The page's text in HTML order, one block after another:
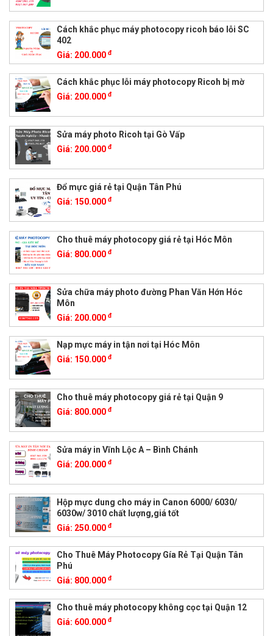
Cách khắc phục máy photocopy ricoh báo lỗi SC
402
Giá: 200.000 đ
Cách khắc phục lỗi máy photocopy Ricoh bị mờ
Giá: 200.000 đ
Sửa máy photo Ricoh tại Gò Vấp
Giá: 200.000 đ
Đổ mực giá rẻ tại Quận Tân Phú
Giá: 150.000 đ
Cho thuê máy photocopy giá rẻ tại Hóc Môn
Giá: 800.000 đ
Sửa chữa máy photo đường Phan Văn Hớn Hóc
Môn
Giá: 200.000 đ
Nạp mực máy in tận nơi tại Hóc Môn
Giá: 150.000 đ
Cho thuê máy photocopy giá rẻ tại Quận 9
Giá: 800.000 đ
Sửa máy in Vĩnh Lộc A – Bình Chánh
Giá: 200.000 đ
Hộp mực dung cho máy in Canon 6000/ 6030/
6030w/ 3010 chất lượng,giá tốt
Giá: 250.000 đ
Cho Thuê Máy Photocopy Gía Rẻ Tại Quận Tân
Phú
Giá: 800.000 đ
Cho thuê máy photocopy không cọc tại Quận 12
Giá: 600.000 đ